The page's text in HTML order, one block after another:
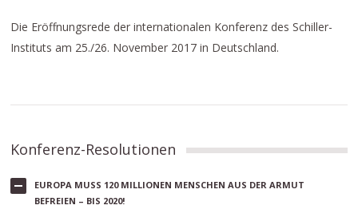
Die Eröffnungsrede der internationalen Konferenz des Schiller-
Instituts am 25./26. November 2017 in Deutschland.
Konferenz-Resolutionen
EUROPA MUSS 120 MILLIONEN MENSCHEN AUS DER ARMUT B
EFREIEN – BIS 2020!